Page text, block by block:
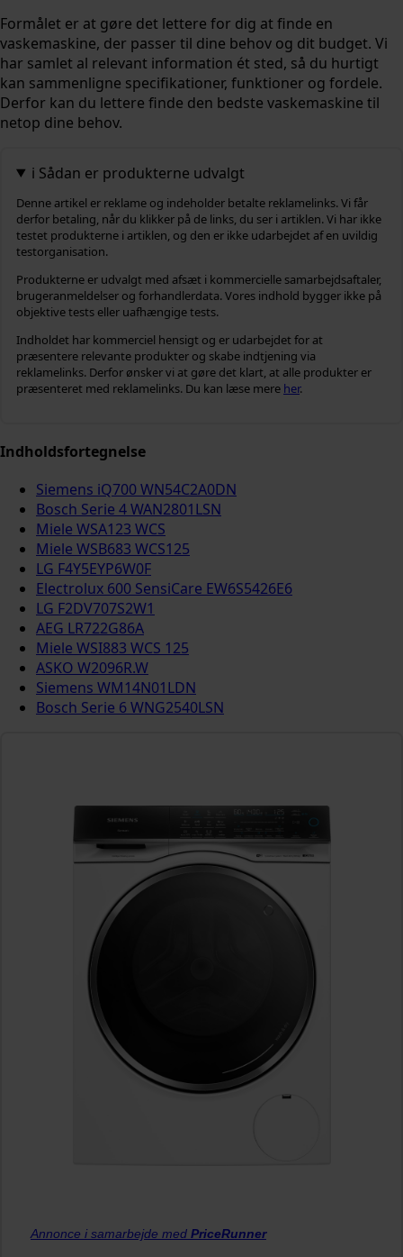
Formålet er at gøre det lettere for dig at finde en
vaskemaskine, der passer til dine behov og dit budget. Vi
har samlet al relevant information ét sted, så du hurtigt
kan sammenligne specifikationer, funktioner og fordele.
Derfor kan du lettere finde den bedste vaskemaskine til
netop dine behov.
ℹ️ Sådan er produkterne udvalgt
Denne artikel er reklame og indeholder betalte reklamelinks. Vi får
derfor betaling, når du klikker på de links, du ser i artiklen. Vi har ikke
testet produkterne i artiklen, og den er ikke udarbejdet af en uvildig
testorganisation.
Produkterne er udvalgt med afsæt i kommercielle samarbejdsaftaler,
brugeranmeldelser og forhandlerdata. Vores indhold bygger ikke på
objektive tests eller uafhængige tests.
Indholdet har kommerciel hensigt og er udarbejdet for at
præsentere relevante produkter og skabe indtjening via
reklamelinks. Derfor ønsker vi at gøre det klart, at alle produkter er
præsenteret med reklamelinks. Du kan læse mere her.
Indholdsfortegnelse
Siemens iQ700 WN54C2A0DN
Bosch Serie 4 WAN2801LSN
Miele WSA123 WCS
Miele WSB683 WCS125
LG F4Y5EYP6W0F
Electrolux 600 SensiCare EW6S5426E6
LG F2DV707S2W1
AEG LR722G86A
Miele WSI883 WCS 125
ASKO W2096R.W
Siemens WM14N01LDN
Bosch Serie 6 WNG2540LSN
Annonce i samarbejde med PriceRunner